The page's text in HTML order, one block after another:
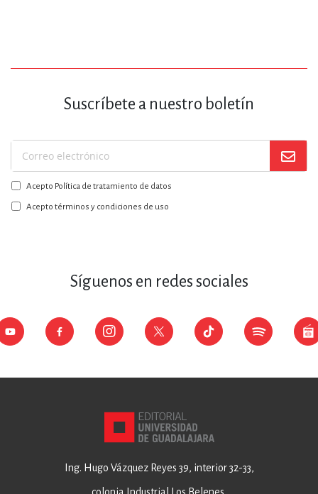
Suscríbete a nuestro boletín
Suscríbase
a
nuestro
boletín:
Acepto Política de tratamiento de datos
Acepto términos y condiciones de uso
Síguenos en redes sociales
Ing. Hugo Vázquez Reyes 39, interior 32-33,